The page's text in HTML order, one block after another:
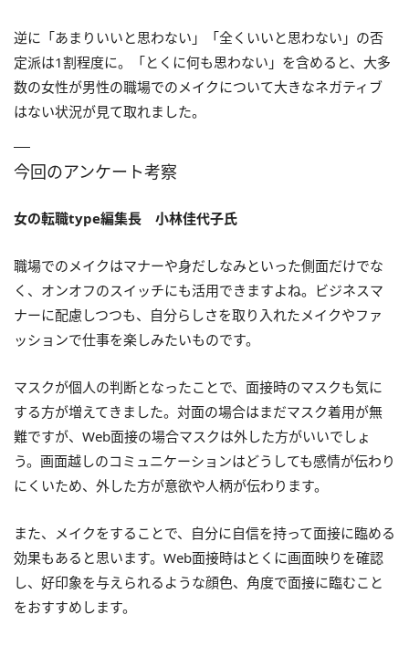
逆に「あまりいいと思わない」「全くいいと思わない」の否
定派は1割程度に。「とくに何も思わない」を含めると、大多
数の女性が男性の職場でのメイクについて大きなネガティブ
はない状況が見て取れました。
今回のアンケート考察
女の転職type編集長 小林佳代子氏
職場でのメイクはマナーや身だしなみといった側面だけでな
く、オンオフのスイッチにも活用できますよね。ビジネスマ
ナーに配慮しつつも、自分らしさを取り入れたメイクやファ
ッションで仕事を楽しみたいものです。
マスクが個人の判断となったことで、面接時のマスクも気に
する方が増えてきました。対面の場合はまだマスク着用が無
難ですが、Web面接の場合マスクは外した方がいいでしょ
う。画面越しのコミュニケーションはどうしても感情が伝わり
にくいため、外した方が意欲や人柄が伝わります。
また、メイクをすることで、自分に自信を持って面接に臨める
効果もあると思います。Web面接時はとくに画面映りを確認
し、好印象を与えられるような顔色、角度で面接に臨むこと
をおすすめします。